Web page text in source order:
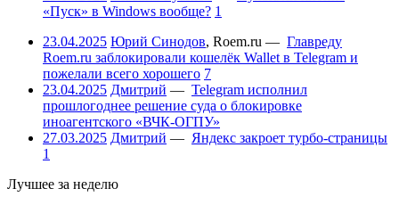
«Пуск» в Windows вообще? 1
23.04.2025 Юрий Синодов, Roem.ru — Главреду
Roem.ru заблокировали кошелёк Wallet в Telegram и
пожелали всего хорошего 7
23.04.2025 Дмитрий — Telegram исполнил
прошлогоднее решение суда о блокировке
иноагентского «ВЧК-ОГПУ»
27.03.2025 Дмитрий — Яндекс закроет турбо-страницы
1
Лучшее за неделю